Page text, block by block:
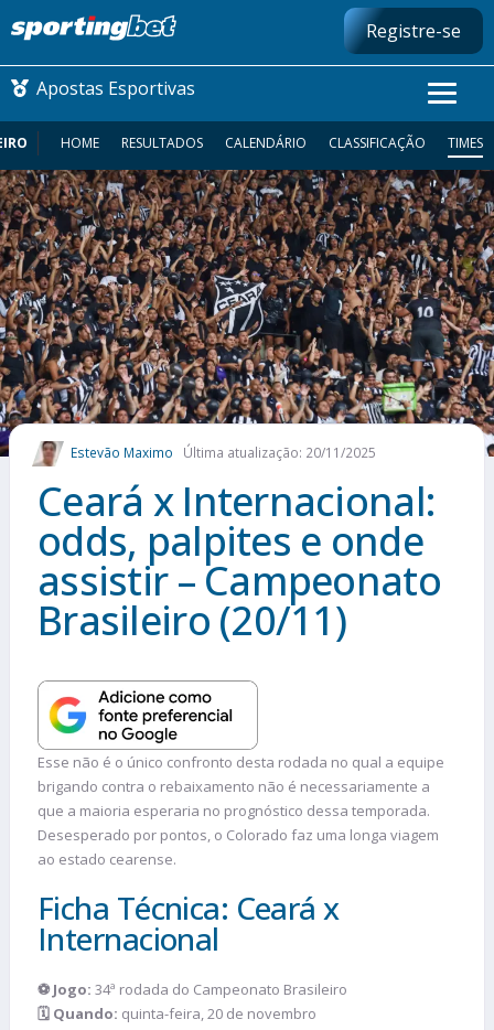
Registre-se
Apostas Esportivas
CONMEBOL LIBERTADORES
FUTEBOL NACIONAL
FUTEBOL INTERNACIONAL
COMO APOSTAR
MAIS ESPORTES
HOME RESULTADOS CALENDÁRIO CLASSIFICAÇÃO TIMES
Estevão Maximo Última atualização: 20/11/2025
Ceará x Internacional:
odds, palpites e onde
assistir – Campeonato
Brasileiro (20/11)
Esse não é o único confronto desta rodada no qual a equipe
brigando contra o rebaixamento não é necessariamente a
que a maioria esperaria no prognóstico dessa temporada.
Desesperado por pontos, o Colorado faz uma longa viagem
ao estado cearense.
Ficha Técnica: Ceará x
Internacional
⚽ Jogo: 34ª rodada do Campeonato Brasileiro
🗓️ Quando: quinta-feira, 20 de novembro